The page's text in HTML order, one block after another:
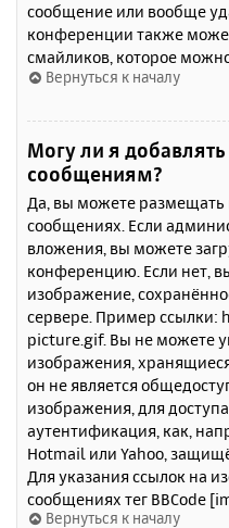
сообщение или вообще
конференции также
смайликов, которое
Вернуться к началу
Могу ли я
сообщениям?
Да, вы можете
сообщениях. Если
вложения, вы можете
конференцию. Если нет,
изображение,
сервере. Пример
picture.gif. Вы не можете
изображения,
он не является
изображения, для
аутентификация, как,
Hotmail или Yahoo,
Для указания ссылок на
сообщениях тег BBCode
Вернуться к началу